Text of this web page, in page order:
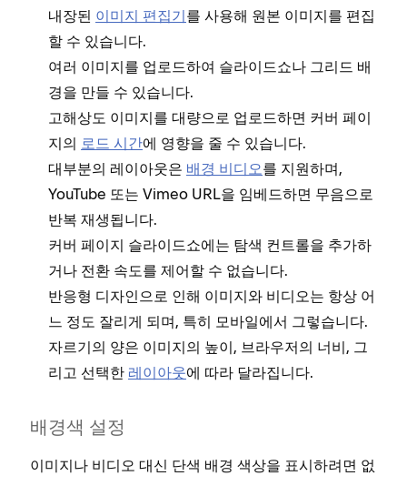
내장된 이미지 편집기를 사용해 원본 이미지를 편집
할 수 있습니다.
여러 이미지를 업로드하여 슬라이드쇼나 그리드 배
경을 만들 수 있습니다.
고해상도 이미지를 대량으로 업로드하면 커버 페이
지의 로드 시간에 영향을 줄 수 있습니다.
대부분의 레이아웃은 배경 비디오를 지원하며,
YouTube 또는 Vimeo URL을 임베드하면 무음으로
반복 재생됩니다.
커버 페이지 슬라이드쇼에는 탐색 컨트롤을 추가하
거나 전환 속도를 제어할 수 없습니다.
반응형 디자인으로 인해 이미지와 비디오는 항상 어
느 정도 잘리게 되며, 특히 모바일에서 그렇습니다.
자르기의 양은 이미지의 높이, 브라우저의 너비, 그
리고 선택한 레이아웃에 따라 달라집니다.
배경색 설정
이미지나 비디오 대신 단색 배경 색상을 표시하려면 없